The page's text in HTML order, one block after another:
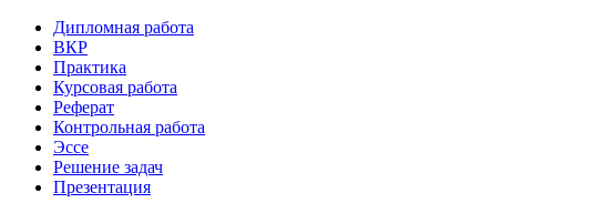
Дипломная работа
ВКР
Практика
Курсовая работа
Реферат
Контрольная работа
Эссе
Решение задач
Презентация